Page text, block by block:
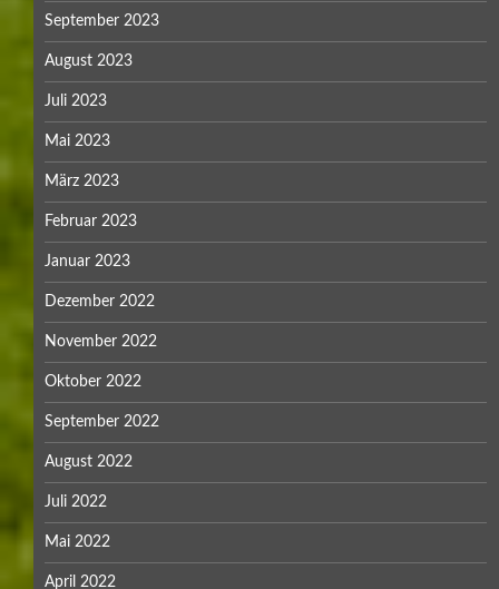
September 2023
August 2023
Juli 2023
Mai 2023
März 2023
Februar 2023
Januar 2023
Dezember 2022
November 2022
Oktober 2022
September 2022
August 2022
Juli 2022
Mai 2022
April 2022